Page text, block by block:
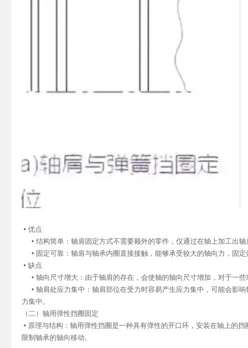
• 优点
• 结构简单：轴肩固定方式不需要额外的零件，仅通过在轴上加工出轴
• 固定可靠：轴肩与轴承内圈直接接触，能够承受较大的轴向力，固定
• 缺点
• 轴向尺寸增大：由于轴肩的存在，会使轴的轴向尺寸增加，对于一些
• 轴肩处应力集中：轴肩部位在受力时容易产生应力集中，可能会影
力集中。
（二）轴用弹性挡圈固定
• 原理与结构：轴用弹性挡圈是一种具有弹性的开口环，安装在轴上的
限制轴承的轴向移动。